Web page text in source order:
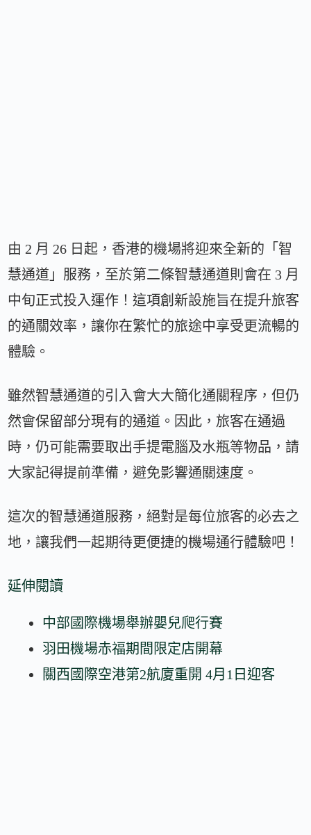
由 2 月 26 日起，香港的機場將迎來全新的「智
慧通道」服務，至於第二條智慧通道則會在 3 月
中旬正式投入運作！這項創新設施旨在提升旅客
的通關效率，讓你在繁忙的旅途中享受更流暢的
體驗。
雖然智慧通道的引入會大大簡化通關程序，但仍
然會保留部分現有的通道。因此，旅客在通過
時，仍可能需要取出手提電腦及水瓶等物品，請
大家記得提前準備，避免影響通關速度。
這次的智慧通道服務，絕對是每位旅客的必去之
地，讓我們一起期待更便捷的機場通行體驗吧！
延伸閱讀
中部國際機場舉辦嬰兒爬行賽
羽田機場赤福期間限定店開幕
關西國際空港第2航廈重開 4月1日迎客